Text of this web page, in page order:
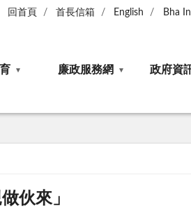
回首頁 首長信箱 English Bha
廉政服務網 政府資
伙來」